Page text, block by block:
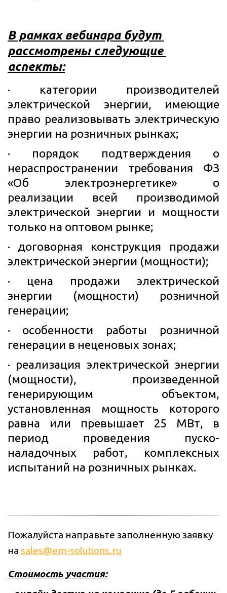
В рамках вебинара будут
рассмотрены следующие
аспекты:
· категории производителей
электрической энергии, имеющие
право реализовывать электрическую
энергии на розничных рынках;
· порядок подтверждения о
нераспространении требования ФЗ
«Об электроэнергетике» о
реализации всей производимой
электрической энергии и мощности
только на оптовом рынке;
· договорная конструкция продажи
электрической энергии (мощности);
· цена продажи электрической
энергии (мощности) розничной
генерации;
· особенности работы розничной
генерации в неценовых зонах;
· реализация электрической энергии
(мощности), произведенной
генерирующим объектом,
установленная мощность которого
равна или превышает 25 МВт, в
период проведения пуско-
наладочных работ, комплексных
испытаний на розничных рынках.
Пожалуйста направьте заполненную заявку
на sales@em-solutions.ru
Стоимость участия: